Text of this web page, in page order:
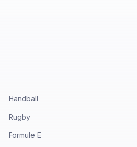
Handball
Rugby
Formule E